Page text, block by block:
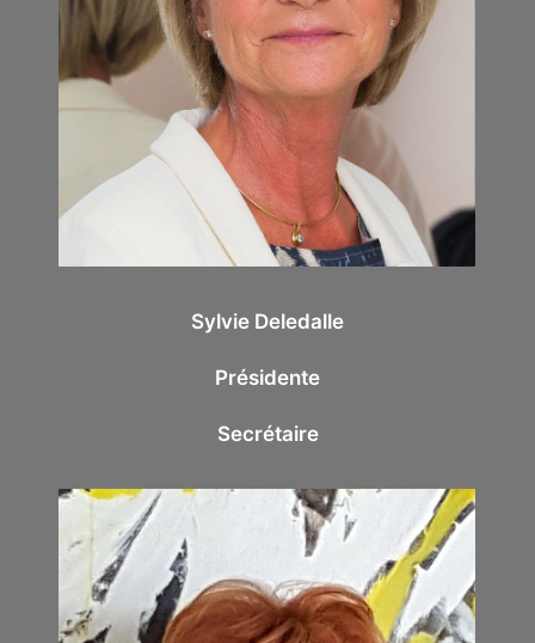
Sylvie Deledalle
Présidente
Secrétaire